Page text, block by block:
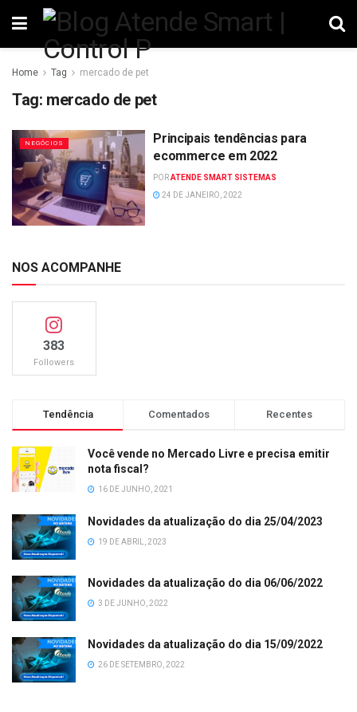
Home Tag mercado de pet
Tag: mercado de pet
NEGÓCIOS
Principais tendências para
ecommerce em 2022
PORATENDE SMART SISTEMAS
24 DE JANEIRO, 2022
NOS ACOMPANHE
383
Followers
Tendência Comentados Recentes
Você vende no Mercado Livre e precisa emitir
nota fiscal?
16 DE JUNHO, 2021
Novidades da atualização do dia 25/04/2023
19 DE ABRIL, 2023
Novidades da atualização do dia 06/06/2022
3 DE JUNHO, 2022
Novidades da atualização do dia 15/09/2022
26 DE SETEMBRO, 2022